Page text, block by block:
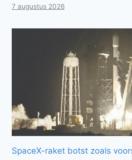
7 augustus 2026
SpaceX-raket botst zoals